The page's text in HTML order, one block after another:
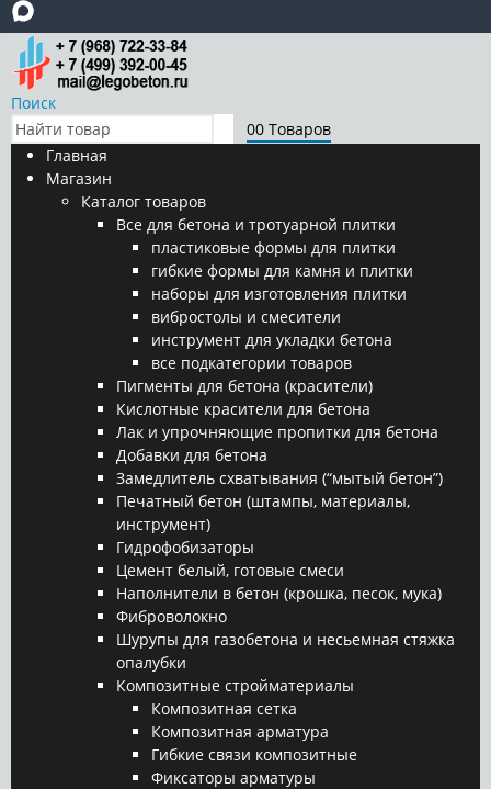
Поиск
00 Товаров
Главная
Магазин
Каталог товаров
Все для бетона и тротуарной плитки
пластиковые формы для плитки
гибкие формы для камня и плитки
наборы для изготовления плитки
вибростолы и смесители
инструмент для укладки бетона
все подкатегории товаров
Пигменты для бетона (красители)
Кислотные красители для бетона
Лак и упрочняющие пропитки для бетона
Добавки для бетона
Замедлитель схватывания (“мытый бетон”)
Печатный бетон (штампы, материалы,
инструмент)
Гидрофобизаторы
Цемент белый, готовые смеси
Наполнители в бетон (крошка, песок, мука)
Фиброволокно
Шурупы для газобетона и несьемная стяжка
опалубки
Композитные стройматериалы
Композитная сетка
Композитная арматура
Гибкие связи композитные
Фиксаторы арматуры